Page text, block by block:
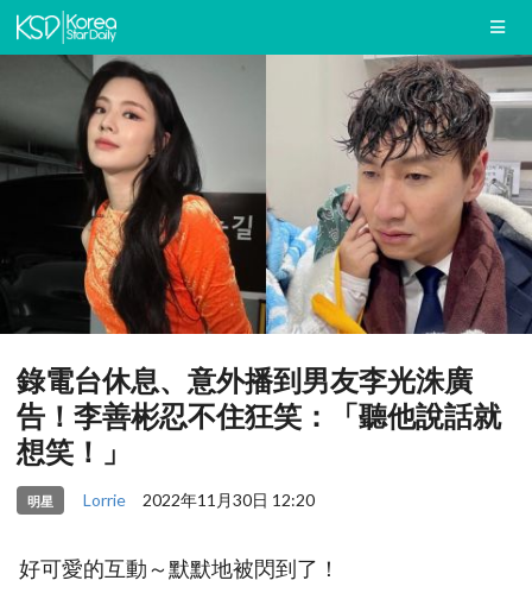
錄電台休息、意外播到男友李光洙廣
告！李善彬忍不住狂笑：「聽他說話就
想笑！」
明星 Lorrie 2022年11月30日 12:20
好可愛的互動～默默地被閃到了！